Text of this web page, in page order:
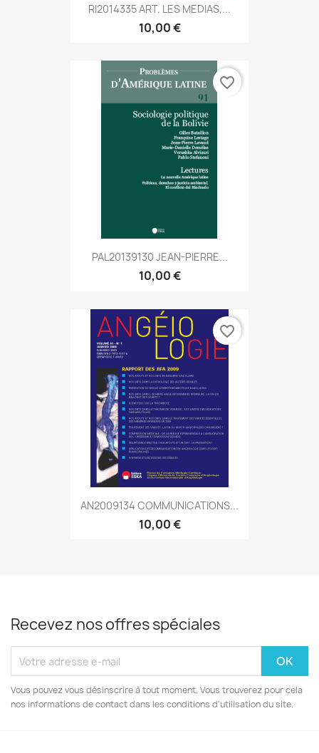
RI2014335 ART. LES MEDIAS,...
10,00 €
PAL20139130 JEAN-PIERRE...
10,00 €
favorite_border
AN2009134 COMMUNICATIONS...
10,00 €
favorite_border
Recevez nos offres spéciales
Vous pouvez vous désinscrire à tout moment. Vous trouverez pour cela
nos informations de contact dans les conditions d'utilisation du site.